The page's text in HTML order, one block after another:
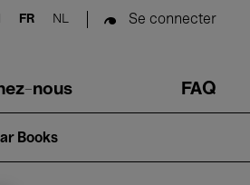
FR NL Se connecter
nous FAQ
Books